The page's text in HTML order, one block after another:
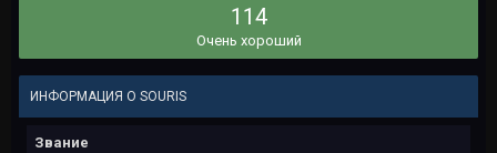
114
Очень хороший
ИНФОРМАЦИЯ О SOURIS
Звание